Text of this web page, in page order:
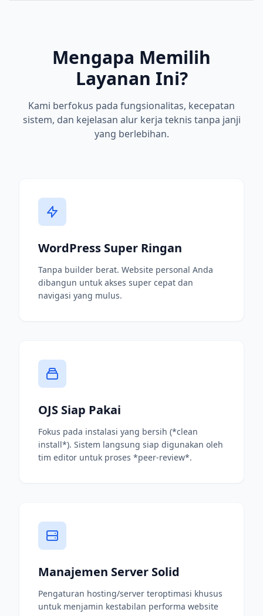
Mengapa Memilih
Layanan Ini?
Kami berfokus pada fungsionalitas, kecepatan
sistem, dan kejelasan alur kerja teknis tanpa janji
yang berlebihan.
WordPress Super Ringan
Tanpa builder berat. Website personal Anda
dibangun untuk akses super cepat dan
navigasi yang mulus.
OJS Siap Pakai
Fokus pada instalasi yang bersih (*clean
install*). Sistem langsung siap digunakan oleh
tim editor untuk proses *peer-review*.
Manajemen Server Solid
Pengaturan hosting/server teroptimasi khusus
untuk menjamin kestabilan performa website